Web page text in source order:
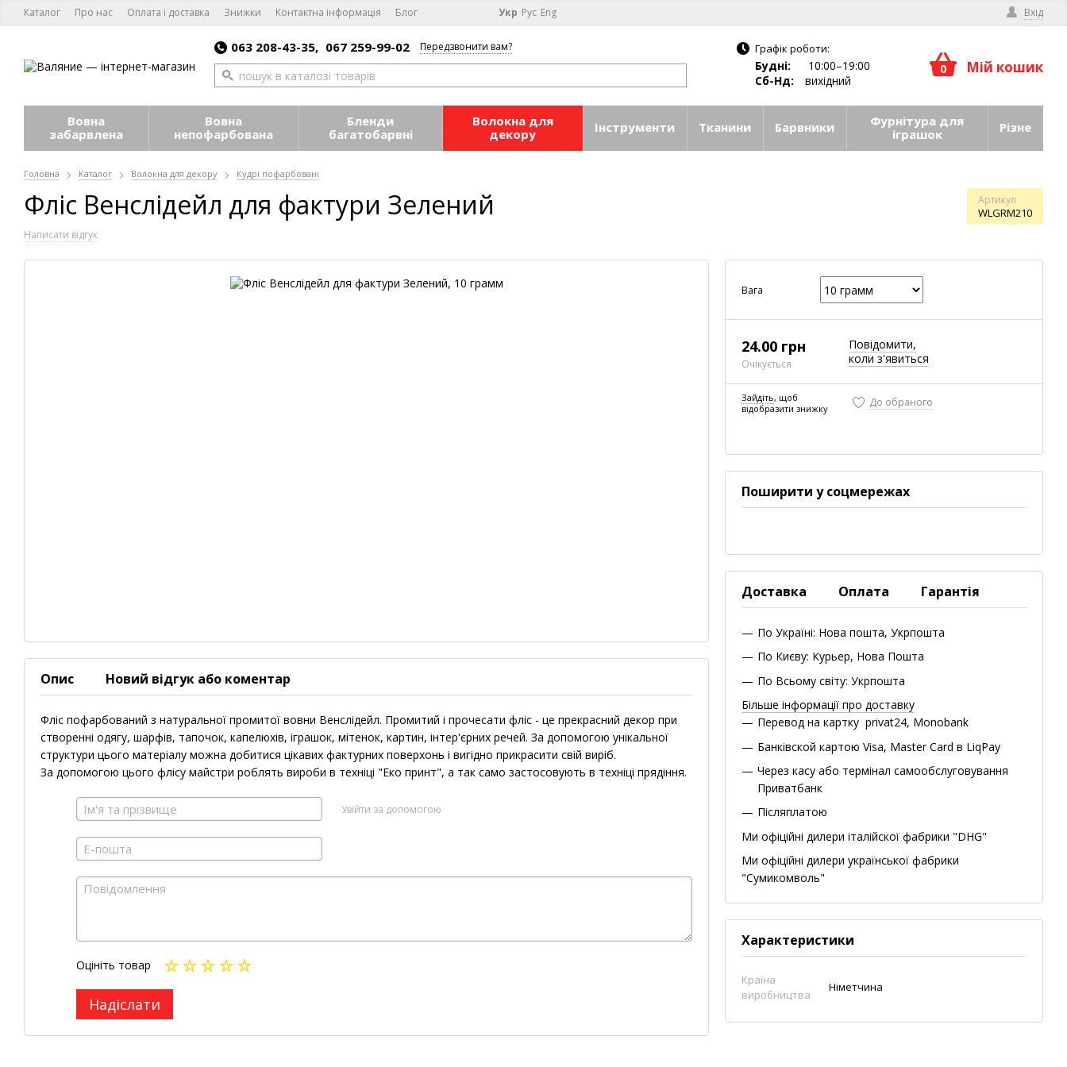
Каталог Про нас Оплата і доставка Знижки Контактна інформація Блог Вхід
Укр Рус Eng
063 208-43-35, 067 259-99-02 Передзвонити вам? Графік роботи:
Будні:
10:00–19:00
Сб-Нд:
вихідний
0 Мій кошик
Вовна
забарвлена
Вовна
непофарбована
Бленди
багатобарвні
Волокна для
декору
Інструменти Тканини Барвники
Фурнітура для
іграшок
Різне
Головна Каталог Волокна для декору Кудрі пофарбовані
Фліс Венслідейл для фактури Зелений Артикул
WLGRM210
Написати відгук
Опис Новий відгук або коментар
Фліс пофарбований з натуральної промитої вовни Венслідейл. Промитий і прочесати фліс - це прекрасний декор при
створенні одягу, шарфів, тапочок, капелюхів, іграшок, мітенок, картин, інтер'єрних речей. За допомогою унікальної
структури цього матеріалу можна добитися цікавих фактурних поверхонь і вигідно прикрасити свій виріб.
За допомогою цього флісу майстри роблять вироби в техніці "Еко принт", а так само застосовують в техніці прядіння.
Увійти за допомогою
Оцініть товар
Надіслати
Вага
24.00 грн
Очікується
Повідомити,
коли з'явиться
Зайдіть, щоб
відобразити знижку
До обраного
Поширити у соцмережах
Доставка Оплата Гарантія
По Україні: Нова пошта, Укрпошта
По Києву: Курьер, Нова Пошта
По Всьому світу: Укрпошта
Більше інформації про доставку
Перевод на картку privat24, Monobank
Банківской картою Visa, Master Card в LiqPay
Через касу або термінал самообслуговування
Приватбанк
Післяплатою
Ми офіційні дилери італійскої фабрики "DHG"
Ми офіційні дилери української фабрики
"Сумикомволь"
Характеристики
Країна
виробництва
Німетчина